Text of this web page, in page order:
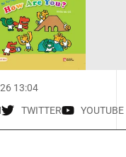
13:04
TWITTER YOUTUBE